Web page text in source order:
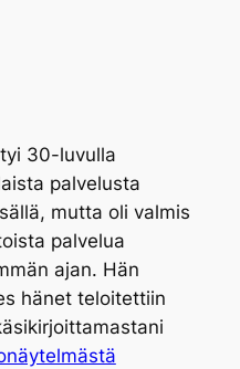
30-luvulla
palvelusta
mutta oli valmis
palvelua
ajan. Hän
hänet teloitettiin